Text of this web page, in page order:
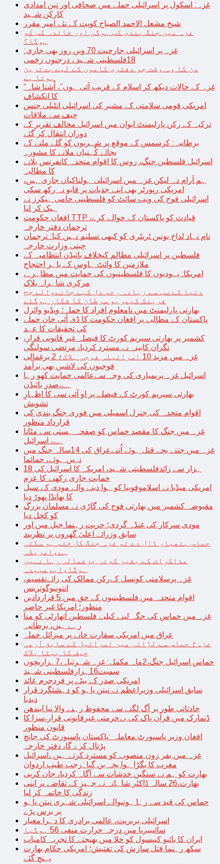
غزہ: اسکول پر اسرائیلی حملے میں صحافی اور تین امدادی
کارکن شہید
شیخ مشعل الاحمد الصباح کویت کے نئے امیر مقرر
غزہ میں جنگ بندی کب ہوگی اور فائدہ کس کو
ہوگا؟
غزہ پر اسرائیلی جارحیت 70 ویں روز بھی جاری:
18فلسطینی شہید ، درجنوں زخمی
دن کا وہ وقت جو دفتری کاموں کے لیے بدترین
ہوتا ہے
“غزہ کے حالات دیکھ کر اسلام کے قریب آئی ہوں”، اُشنا شاہ
کا انکشاف
امریکی قومی سلامتی کے مشیر کی اسرائیلی انٹیلی جنس
چیف سے ملاقات
ترکیہ کے رکن پارلیمنٹ ایوان میں اسرائیل مخالف تقریر کے
دوران انتقال کر گئے
برطانیہ: کرسمس کے موقع پر شہریوں کو گلے ملنے کے
بجائے کُہنیاں ملانے کا مشورہ
اسرائیل فلسطین جنگ، روس کا اقوام متحدہ کانفرنس بلانے
کا مطالبہ
ہم آرام دہ لیکن غزہ میں اسرائیلی ہولناکیاں جاری ہیں،
امریکی رپورٹر بھی اپنے جذبات پر قابو نہ رکھ سکی
اسرائیلی فوج کی ویب سائٹ کو فلسطینی حامی ہیکرز نے
ہیک کر لیا
افغان حکومت TTP قیادت کو پاکستان کے حوالے کرے،
ترجمان دفتر خارجہ
نام نہاد لداخ یونین ٹریٹری کو کبھی تسلیم نہیں کیا: ترجمان
چینی وزارت خارجہ
فلسطین پر اسرائیلی مظالم کیخلاف بائیڈن انتظامیہ کے
ملازمین کا وائٹ ہاوس کے باہر احتجاج
امریکا: یہودیوں کا فلسطینیوں کی حمایت میں مظاہرہ،
مرکزی شاہراہ بلاک
دنیا کے سب سے زیادہ رحم دل کہے جانےوالے جج
فرینک کیپریو سرطان کا شکار ہوگئے
بھارتی پارلیمنٹ میں نامعلوم افراد کا حملہ؛ ویڈیو وائرل
پاکستان کے مطالبے پر افغان حکومت کا ڈی آئی خان حملے
کی تحقیقات کا عہد
کشمیر پر بھارتی سپریم کورٹ کا فیصلہ غیر قانونی قرار،
نگران کابینہ نے مسترد کردیا، مرتضی سولنگی
غزہ میں مزید 10 اسرائیلی فوجی ہلاک؛ 2 یرغمالی
فوجیوں کی لاشیں بھی برآمد
اسرائیل غزہ پربمباری کی وجہ سےعالمی حمایت کھو رہا
ہے،صدر بائیڈن
بھارتی سپریم کورٹ کے فیصلے پر او آئی سی کا اظہارِ
تشویش
اقوام متحدہ کی جنرل اسمبلی میں فوری جنگ بندی کی
قرارداد منظور
غزہ میں جنگ کا مقصد حماس کو صفحہ ہستی سے مٹانا
ہے، اسرائیل
غزہ میں جتنے بچے قتل ہوئے اُتنےعراق کی 14سالہ جنگ میں
نہیں ہوئے، جمائما
18 ہزار سے زائدفلسطینی شہید، امریکہ کا اسرائیل کی
حمایت جاری رکھنے کا عزم
امریکی میڈیا نے اسلاموفوبیا کو ہوا دینے والے مودی کے سیل
کا بھانڈا پھوڑ دیا
مقبوضہ کشمیر میں بھارتی فوج کی گاڑی نے مسلمان بزرگ
کو کچل دیا
مودی سرکار کی غنڈہ گردی؛ حریت رہنما جیل میں اور
سابق وزرائے اعلیٰ گھروں پر نظربند
حماس ہتھیار ڈال دے تو غزہ جنگ کل ختم ہو سکتی
ہے،امریکہ
مذاکرات کے بغیر کوئی یرغمالی رہا نہیں
ہوگا،ابوعبیدہ
غزہ پرسلامتی کونسل کےرکن ممالک کی رائےتقسیم،
انتونیوگوتریس
اقوام متحدہ میں فلسطینیوں کے حق میں 5 قراردادیں
منظور؛ امریکا غیر حاضر
غزہ میں حماس کی جگہ لینے کیلیے فلسطین اتھارٹی کو منا
رہے ہیں، برطانیہ
عراق میں امریکی سفارت خانے پر میزائل حملہ
غزہ؛ حماس سے لڑائی میں اسرائیل کے سابق آرمی
چیف کا بیٹا ہلاک
حماس اسرائیل جنگ،2ماہ مکمل: غزہ شہرتباہ،7ہزاربچوں
سمیت16ہزارفلسطینی شہید
امریکی صدر کے بیٹے پر فردجرم عائد
سابق اسرائیلی وزیراعظم نے نیتن یاہو کو دہشتگرد قرار
دیدیا
حادثاتی طور پر آگ لگنے سے محفوظ رہنے والا نیا ایندھن
ڈنمارک میں قرآن پاک کی بےحرمتی غیرقانونی قرار،سزا کا
قانون منظور
افغان وزیر پاسپورٹ معاملہ :پاکستان پاسپورٹ کی جانچ
پڑتال کرے گا، دفتر خارجہ
غزہ میں بفر زون منصوبے کو مسترد کرتے ہیں ،اسرائیل
مغرب کا بگڑا ہوا بچہ بن گیا :رجب طیب اردوان
بھارت کو ہم نے سنگین خدشات سے آگاہ کردیا، جان کربی
بھارت،26 سالہ ڈاکٹر شاہانہ نے جہیز کے تقاضے پر اپنی
زندگی کا خاتمہ کر لیا
حماس کی قید سے رہا ہونیوالے اسرائیلی شہری نیتن یاہو
پر برس پڑے
اسرائیلی بربریت، عالمی برادری کا دہرا معیار
سائیبیریا میں درجہ حرارت منفی 56 ہوگیا
ایران کا بائیو کیپسول کو خلا میں بھیجنے کا تجربہ کامیاب
سکھ رہنما قتل سازش کی تفتیش؛ امریکی حکام بھارت
پہنچ گئے